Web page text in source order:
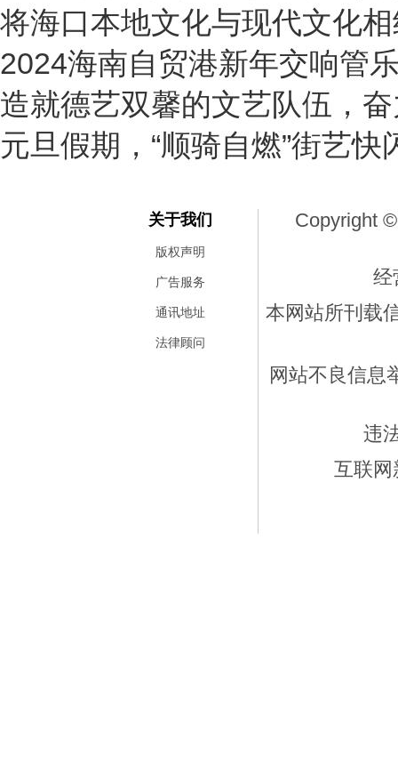
将海口本地文化与现代文化
2024海南自贸港新年交响管
造就德艺双馨的文艺队伍，
元旦假期，“顺骑自燃”街艺
关于我们
版权声明
广告服务
通讯地址
法律顾问
Copyright
经
本网站所刊载
网站不良信息
违
互联网